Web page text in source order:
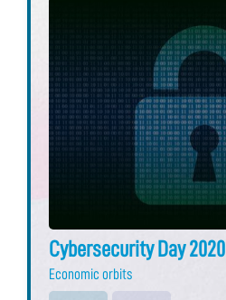
Cybersecurity Day 2020
Economic orbits